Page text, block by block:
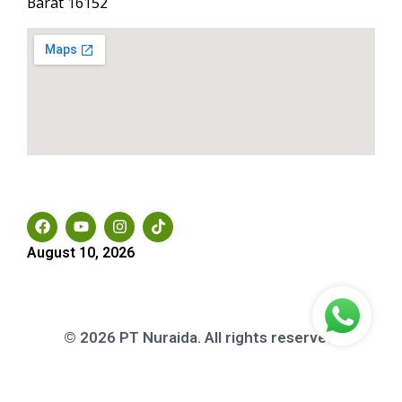
August 10, 2026
© 2026 PT Nuraida. All rights reserved.